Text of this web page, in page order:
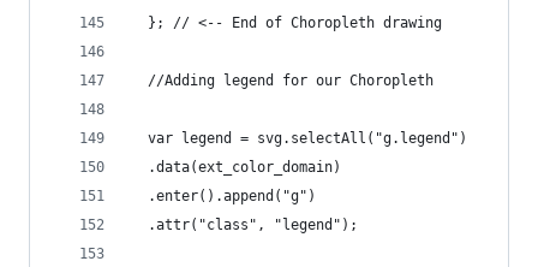
  }; // <-- End of Choropleth drawing
  //Adding legend for our Choropleth
  var legend = svg.selectAll("g.legend")
  .data(ext_color_domain)
  .enter().append("g")
  .attr("class", "legend");